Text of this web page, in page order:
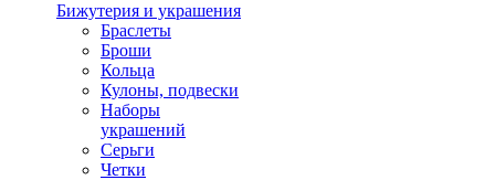
Бижутерия и украшения
Браслеты
Броши
Кольца
Кулоны, подвески
Наборы
украшений
Серьги
Четки